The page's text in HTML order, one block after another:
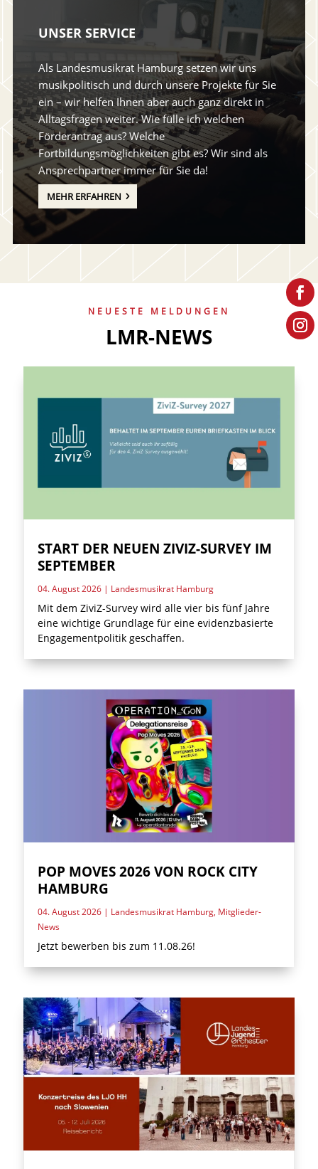
UNSER SERVICE
Als Landesmusikrat Hamburg setzen wir uns
musikpolitisch und durch unsere Projekte für Sie
ein – wir helfen Ihnen aber auch ganz direkt in
Alltagsfragen weiter. Wie fülle ich welchen
Förderantrag aus? Welche
Fortbildungsmöglichkeiten gibt es? Wir sind als
Ansprechpartner immer für Sie da!
MEHR ERFAHREN
NEUESTE MELDUNGEN
LMR-NEWS
START DER NEUEN ZIVIZ-SURVEY IM
SEPTEMBER
04. August 2026| Landesmusikrat Hamburg
Mit dem ZiviZ-Survey wird alle vier bis fünf Jahre
eine wichtige Grundlage für eine evidenzbasierte
Engagementpolitik geschaffen.
POP MOVES 2026 VON ROCK CITY
HAMBURG
04. August 2026| Landesmusikrat Hamburg, Mitglieder-
News
Jetzt bewerben bis zum 11.08.26!